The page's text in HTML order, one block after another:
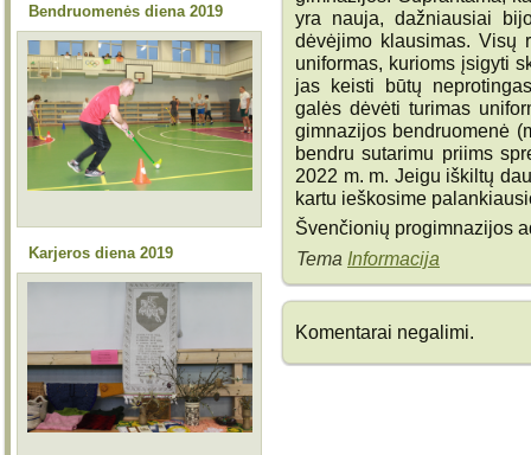
Bendruomenės diena 2019
Karjeros diena 2019
yra nauja, dažniausiai
dėvėjimo klausimas. Visų
uniformas, kurioms įsigyti
jas keisti būtų
galės dėvėti turimas
gimnazijos bendruomenė
bendru sutarimu priims
2022 m. m. Jeigu iškiltų
kartu ieškosime
Švenčionių progimnazijos
Tema Informacija
Komentarai negalimi.